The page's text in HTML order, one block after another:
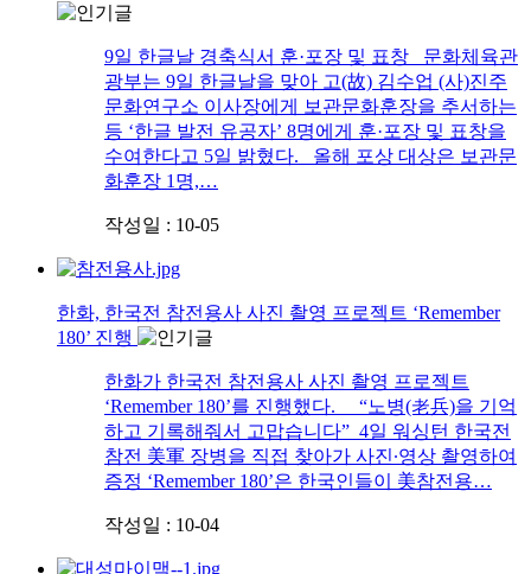
9일 한글날 경축식서 훈·포장 및 표창 문화체육관
광부는 9일 한글날을 맞아 고(故) 김수업 (사)진주
문화연구소 이사장에게 보관문화훈장을 추서하는
등 ‘한글 발전 유공자’ 8명에게 훈·포장 및 표창을
수여한다고 5일 밝혔다. 올해 포상 대상은 보관문
화훈장 1명,…
작성일 : 10-05
한화, 한국전 참전용사 사진 촬영 프로젝트 ‘Remember
180’ 진행
한화가 한국전 참전용사 사진 촬영 프로젝트
‘Remember 180’를 진행했다. “노병(老兵)을 기억
하고 기록해줘서 고맙습니다” 4일 워싱턴 한국전
참전 美軍 장병을 직접 찾아가 사진∙영상 촬영하여
증정 ‘Remember 180’은 한국인들이 美참전용…
작성일 : 10-04